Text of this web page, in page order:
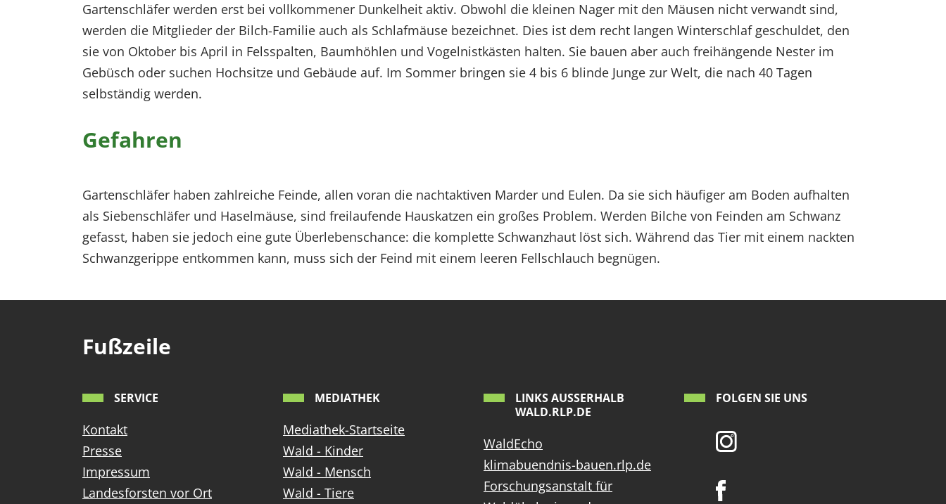
Gartenschläfer werden erst bei vollkommener Dunkelheit aktiv. Obwohl die kleinen Nager mit den Mäusen nicht verwandt sind,
werden die Mitglieder der Bilch-Familie auch als Schlafmäuse bezeichnet. Dies ist dem recht langen Winterschlaf geschuldet, den
sie von Oktober bis April in Felsspalten, Baumhöhlen und Vogelnistkästen halten. Sie bauen aber auch freihängende Nester im
Gebüsch oder suchen Hochsitze und Gebäude auf. Im Sommer bringen sie 4 bis 6 blinde Junge zur Welt, die nach 40 Tagen
selbständig werden.
Gefahren
Gartenschläfer haben zahlreiche Feinde, allen voran die nachtaktiven Marder und Eulen. Da sie sich häufiger am Boden aufhalten
als Siebenschläfer und Haselmäuse, sind freilaufende Hauskatzen ein großes Problem. Werden Bilche von Feinden am Schwanz
gefasst, haben sie jedoch eine gute Überlebenschance: die komplette Schwanzhaut löst sich. Während das Tier mit einem nackten
Schwanzgerippe entkommen kann, muss sich der Feind mit einem leeren Fellschlauch begnügen.
Fußzeile
SERVICE
Kontakt
Presse
Impressum
Landesforsten vor Ort
MEDIATHEK
Mediathek-Startseite
Wald - Kinder
Wald - Mensch
Wald - Tiere
LINKS AUSSERHALB W
ALD.RLP.DE
WaldEcho
klimabuendnis-bauen.rlp.de
Forschungsanstalt für
FOLGEN SIE UNS